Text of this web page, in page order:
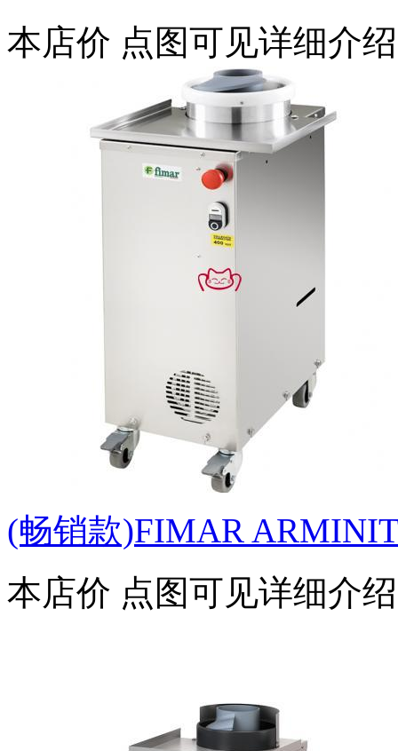
本店价 点图可见详细介绍
(畅销款)FIMAR
本店价 点图可见详细介绍